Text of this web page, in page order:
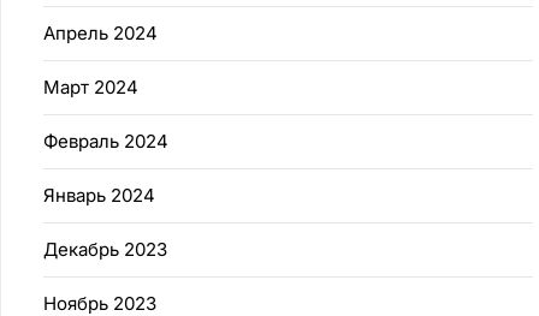
Апрель 2024
Март 2024
Февраль 2024
Январь 2024
Декабрь 2023
Ноябрь 2023